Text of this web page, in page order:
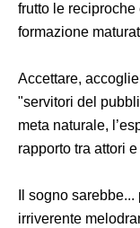
frutto le
formazione
Accettare,
"servitori del
meta naturale,
rapporto tra attori
Il sogno
irriverente